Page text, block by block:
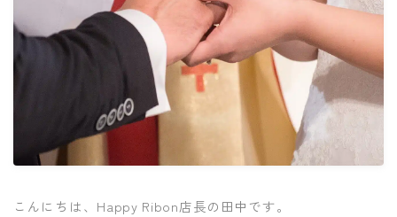
こんにちは、Happy Ribon店長の田中です。